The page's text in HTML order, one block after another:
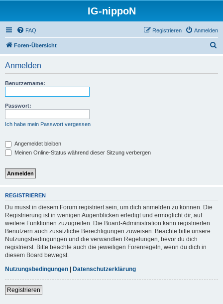
IG-nippoN
FAQ Anmelden
Registrieren
Foren-Übersicht
Anmelden
Benutzername:
Passwort:
Ich habe mein Passwort vergessen
Angemeldet bleiben
Meinen Online-Status während dieser Sitzung verbergen
REGISTRIEREN
Du musst in diesem Forum registriert sein, um dich anmelden zu können. Die
Registrierung ist in wenigen Augenblicken erledigt und ermöglicht dir, auf
weitere Funktionen zuzugreifen. Die Board-Administration kann registrierten
Benutzern auch zusätzliche Berechtigungen zuweisen. Beachte bitte unsere
Nutzungsbedingungen und die verwandten Regelungen, bevor du dich
registrierst. Bitte beachte auch die jeweiligen Forenregeln, wenn du dich in
diesem Board bewegst.
Nutzungsbedingungen | Datenschutzerklärung
Registrieren